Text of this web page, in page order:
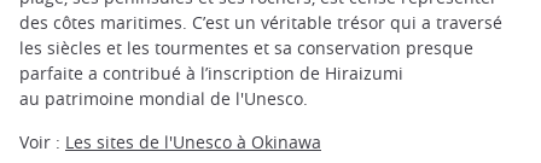
des côtes maritimes. C’est un véritable trésor qui a traversé
les siècles et les tourmentes et sa conservation presque
parfaite a contribué à l’inscription de Hiraizumi
au patrimoine mondial de l'Unesco.
Voir : Les sites de l'Unesco à Okinawa